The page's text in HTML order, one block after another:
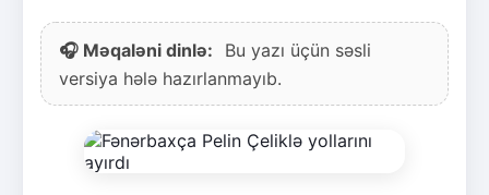
🎧 Məqaləni dinlə:
Bu yazı üçün səsli
versiya hələ hazırlanmayıb.